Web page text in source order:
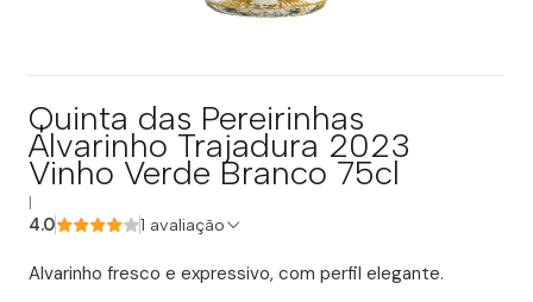
Quinta das Pereirinhas
Alvarinho Trajadura 2023
Vinho Verde Branco 75cl
4.0 1 avaliação
Alvarinho fresco e expressivo, com perfil elegante.